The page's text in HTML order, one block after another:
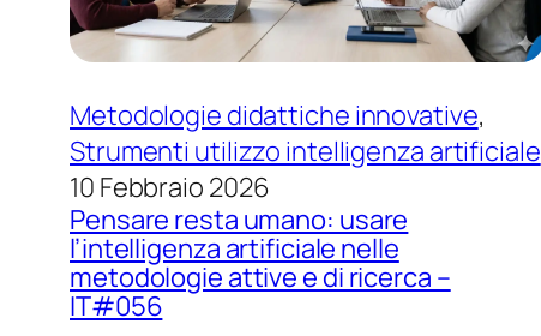
Metodologie didattiche innovative
Strumenti utilizzo intelligenza artificiale
10 Febbraio 2026
Pensare resta umano: usare
l’intelligenza artificiale nelle
metodologie attive e di ricerca –
IT#056